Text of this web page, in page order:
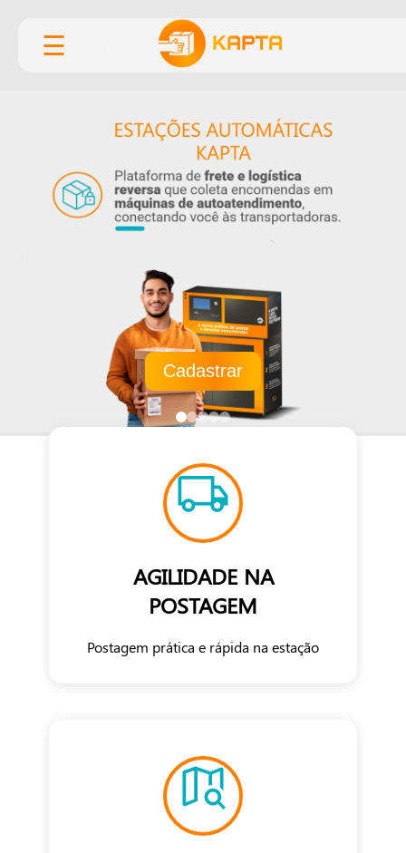
☰
Cadastrar
AGILIDADE NA
POSTAGEM
Postagem prática e rápida na estação